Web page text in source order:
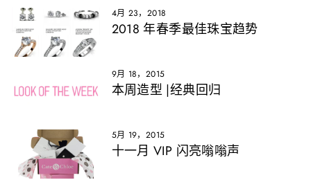
4月 23，2018
2018 年春季最佳珠宝趋势
9月 18，2015
本周造型 |经典回归
5月 19，2015
十一月 VIP 闪亮嗡嗡声